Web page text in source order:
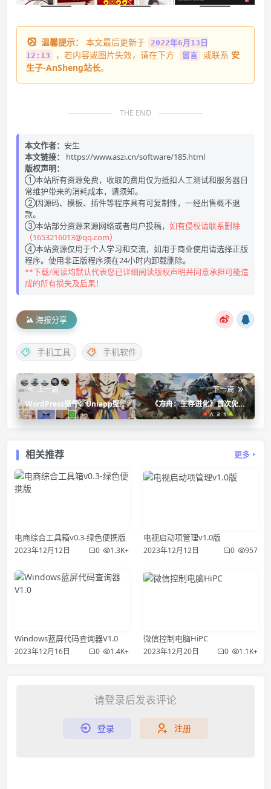
温馨提示： 本文最后更新于 2022年6月13日
12:13
，若内容或图片失效，请在下方 留言 或联系 安
生子-AnSheng站长。
THE END
本文作者： 安生
本文链接：
https://www.aszi.cn/software/185.html
版权声明：
①本站所有资源免费，收取的费用仅为抵扣人工测试和服务器日
常维护带来的消耗成本，请须知。
②因源码、模板、插件等程序具有可复制性，一经出售概不退
款。
③本站部分资源来源网络或者用户投稿， 如有侵权请联系删除
（1653216013@qq.com）
④本站资源仅用于个人学习和交流，如用于商业使用请选择正版
程序。使用非正版程序须在24小时内卸载删除。
**下载/阅读均默认代表您已详细阅读版权声明并同意承担可能造
成的所有损失及后果！
海报分享
手机工具 手机软件
上一篇
WordPress插件：Uniapp壁
纸小程序源码/双端微信抖音小
下一篇
《方舟：生存进化》首次免费
领取
相关推荐 更多
电商综合工具箱v0.3-绿色便携版
2023年12月12日 0 1.3K+
电视启动项管理v1.0版
2023年12月12日 0 957
Windows蓝屏代码查询器V1.0
2023年12月16日 0 1.4K+
微信控制电脑HiPC
2023年12月20日 0 1.1K+
请登录后发表评论
登录 注册